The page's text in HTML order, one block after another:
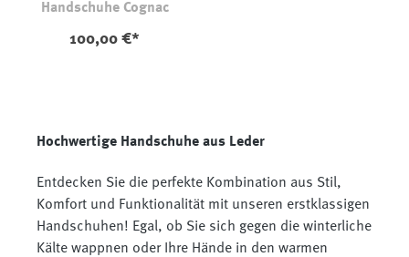
Handschuhe Cognac
100,00 €*
Hochwertige Handschuhe aus Leder
Entdecken Sie die perfekte Kombination aus Stil,
Komfort und Funktionalität mit unseren erstklassigen
Handschuhen! Egal, ob Sie sich gegen die winterliche
Kälte wappnen oder Ihre Hände in den warmen